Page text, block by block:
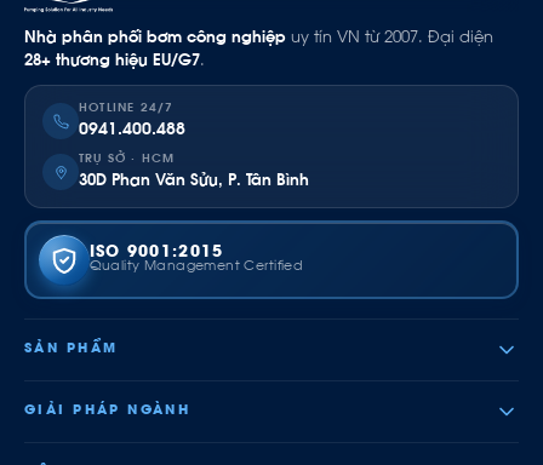
Nhà phân phối bơm công nghiệp uy tín VN từ 2007. Đại diện
28+ thương hiệu EU/G7.
HOTLINE 24/7
0941.400.488
TRỤ SỞ · HCM
30D Phan Văn Sửu, P. Tân Bình
ISO 9001:2015
Quality Management Certified
SẢN PHẨM
GIẢI PHÁP NGÀNH